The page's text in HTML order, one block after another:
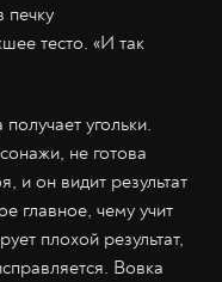
печку
тесто. «И так
угольки.
не готова
и он видит результат
главное, чему учит
плохой результат,
Вовка